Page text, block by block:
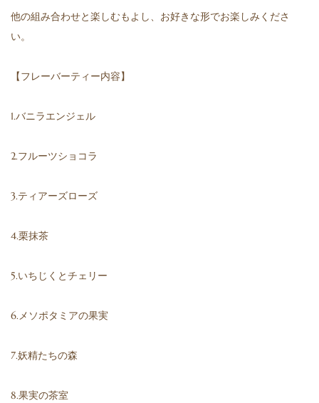
他の組み合わせと楽しむもよし、お好きな形でお楽しみくださ
い。
【フレーバーティー内容】
1.バニラエンジェル
2.フルーツショコラ
3.ティアーズローズ
4.栗抹茶
5.いちじくとチェリー
6.メソポタミアの果実
7.妖精たちの森
8.果実の茶室